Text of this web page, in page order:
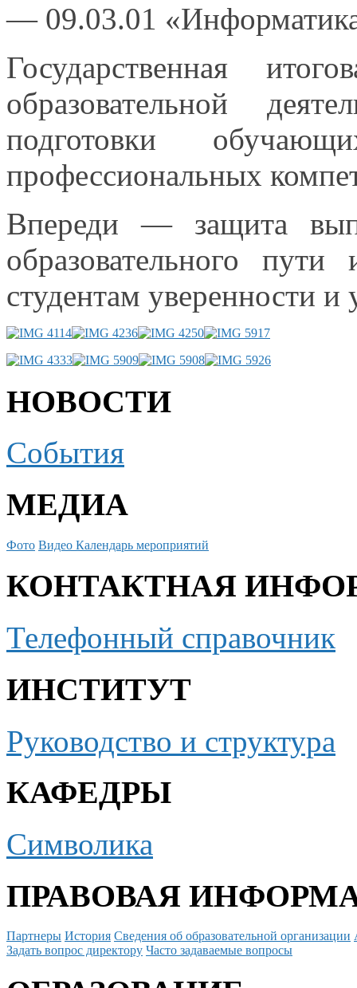
— 09.03.01
Государственная
образовательной
подготовки
профессиональных
Впереди — защита
образовательного пути
студентам уверенности и
НОВОСТИ
События
МЕДИА
Фото Видео Календарь мероприятий
КОНТАКТНАЯ
Телефонный справочник
ИНСТИТУТ
Руководство и структура
КАФЕДРЫ
Символика
ПРАВОВАЯ
Партнеры История Сведения об образовательной организации
Задать вопрос директору Часто задаваемые вопросы